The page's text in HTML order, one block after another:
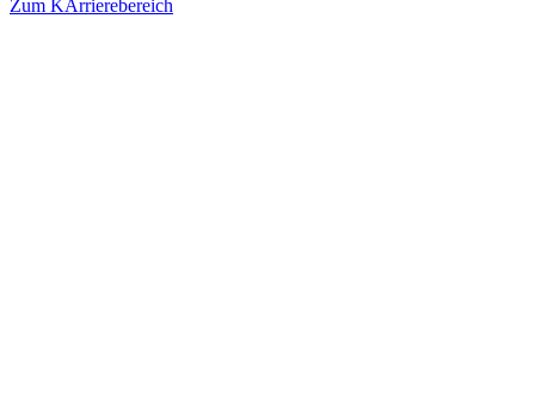
Zum KArrierebereich